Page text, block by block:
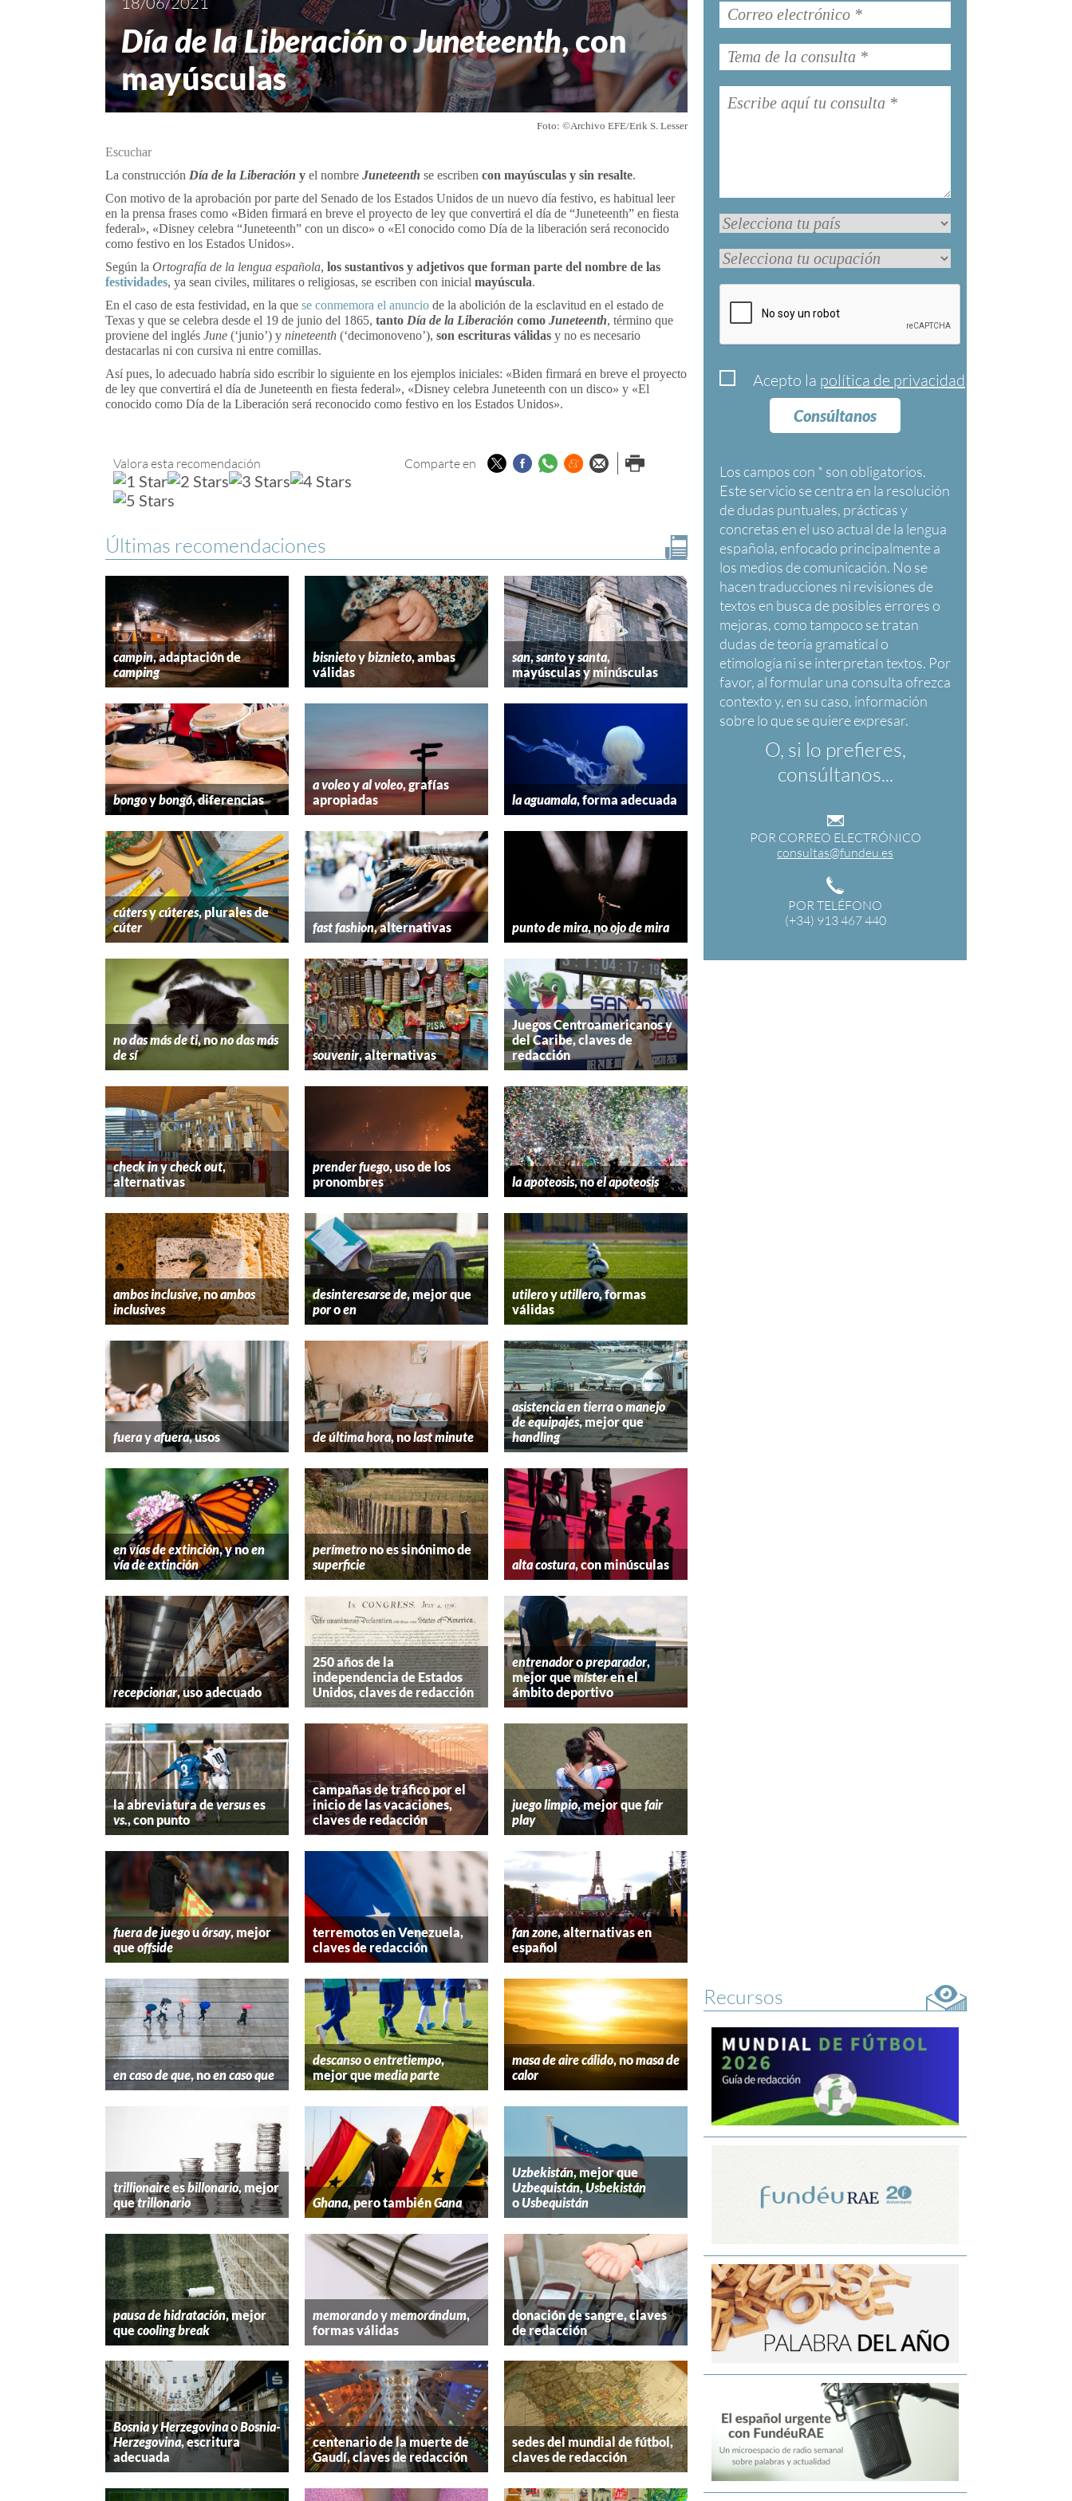
Acepto la política de privacidad
Consúltanos
Los campos con * son obligatorios
O, si lo prefieres,
consúltanos...
POR CORREO ELECTRÓNICO
consultas@fundeu.es
POR TELÉFONO
(+34) 913 467 440
Día de la LiberaciónoJuneteenth, con
mayúsculas
Foto: ©Archivo EFE/Erik S. Lesser
Escuchar
La construcción Día de la Liberación y el nombre Juneteenth se escriben con mayúsculas y sin resalte.
Con motivo de la aprobación por parte del Senado de los Estados Unidos de un nuevo día festivo, es habitual leer
en la prensa frases como «Biden firmará en breve el proyecto de ley que convertirá el día de “Juneteenth” en fiesta
federal», «Disney celebra “Juneteenth” con un disco» o «El conocido como Día de la liberación será reconocido
como festivo en los Estados Unidos».
Según la Ortografía de la lengua española, los sustantivos y adjetivos que forman parte del nombre de las
festividades, ya sean civiles, militares o religiosas, se escriben con inicial mayúscula.
En el caso de esta festividad, en la que se conmemora el anuncio de la abolición de la esclavitud en el estado de
Texas y que se celebra desde el 19 de junio del 1865, tanto Día de la Liberación como Juneteenth, término que
proviene del inglés June (‘junio’) y nineteenth (‘decimonoveno’), son escrituras válidas y no es necesario
destacarlas ni con cursiva ni entre comillas.
Así pues, lo adecuado habría sido escribir lo siguiente en los ejemplos iniciales: «Biden firmará en breve el proyecto
de ley que convertirá el día de Juneteenth en fiesta federal», «Disney celebra Juneteenth con un disco» y «El
conocido como Día de la Liberación será reconocido como festivo en los Estados Unidos».
Valora esta recomendación Comparte en TwitterFacebook
Whatsapp
Menéame
Enviar porImprimir
Últimas recomendaciones
campin, adaptación de
camping
bisnietoybiznieto, ambas
válidas
san,santoysanta,
mayúsculas y minúsculas
bongoybongó, diferencias
a voleoyal voleo, grafías
apropiadas
la aguamala, forma adecuada
cútersycúteres, plurales de
cúter
fast fashion, alternativas punto de mira, noojo de mira
no das más de ti, nono das más
de sí
souvenir, alternativas
Juegos Centroamericanos y
del Caribe, claves de
redacción
check inycheck out,
alternativas
prender fuego, uso de los
pronombres
la apoteosis, noel apoteosis
ambos inclusive, noambos
inclusives
desinteresarse de, mejor que
poroen
utileroyutillero, formas
válidas
fuerayafuera, usos de última hora, nolast minute
asistencia en tierraomanejo
de equipajes, mejor que
handling
en vías de extinción, y noen
vía de extinción
perímetrono es sinónimo de
superficie
alta costura, con minúsculas
recepcionar, uso adecuado
250 años de la
independencia de Estados
Unidos, claves de redacción
entrenadoropreparador,
mejor quemísteren el
ámbito deportivo
la abreviatura deversuses
vs., con punto
campañas de tráfico por el
inicio de las vacaciones,
claves de redacción
juego limpio, mejor quefair
play
fuera de juegouórsay, mejor
queoffside
terremotos en Venezuela,
claves de redacción
fan zone, alternativas en
español
en caso de que, noen caso que
descansooentretiempo,
mejor quemedia parte
masa de aire cálido, nomasa de
calor
trillionaireesbillonario, mejor
quetrillonario Ghana, pero tambiénGana
Uzbekistán, mejor que
Uzbequistán,Usbekistán
oUsbequistán
pausa de hidratación, mejor
quecooling break
memorandoymemorándum,
formas válidas
donación de sangre, claves
de redacción
Bosnia y HerzegovinaoBosnia-
Herzegovina, escritura
adecuada
centenario de la muerte de
Gaudí, claves de redacción
sedes del mundial de fútbol,
claves de redacción
Recursos